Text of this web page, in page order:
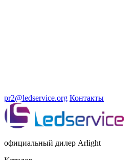
pr2@ledservice.org Контакты
официальный дилер Arlight